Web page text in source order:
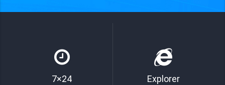
7×24 Explorer